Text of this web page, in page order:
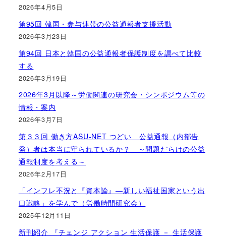
2026年4月5日
第95回 韓国・参与連帯の公益通報者支援活動
2026年3月23日
第94回 日本と韓国の公益通報者保護制度を調べて比較
する
2026年3月19日
2026年3月以降～労働関連の研究会・シンポジウム等の
情報・案内
2026年3月7日
第３３回 働き方ASU-NET つどい 公益通報（内部告
発）者は本当に守られているか？ ～問題だらけの公益
通報制度を考える～
2026年2月17日
「インフレ不況と『資本論』―新しい福祉国家という出
口戦略」を学んで（労働時間研究会）
2025年12月11日
新刊紹介 『チェンジ アクション 生活保護 － 生活保護